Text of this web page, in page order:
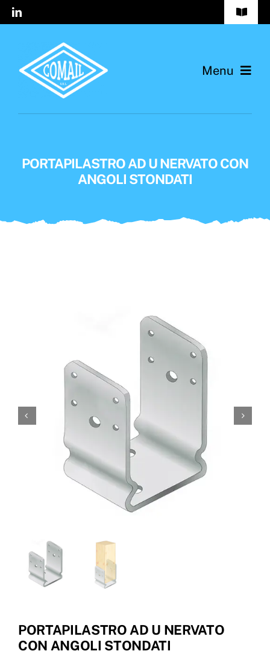
Salta
al
Toggle
Contatti Menu
PORTAPILASTRO AD U NERVATO CON
ANGOLI STONDATI
PORTAPILASTRO AD U NERVATO
CON ANGOLI STONDATI